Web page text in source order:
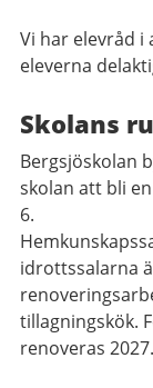
Vi har elevråd
eleverna
Skolans
Bergsjöskolan
skolan att bli
6.
idrottssalarna
tillagningskök.
renoveras 2027.